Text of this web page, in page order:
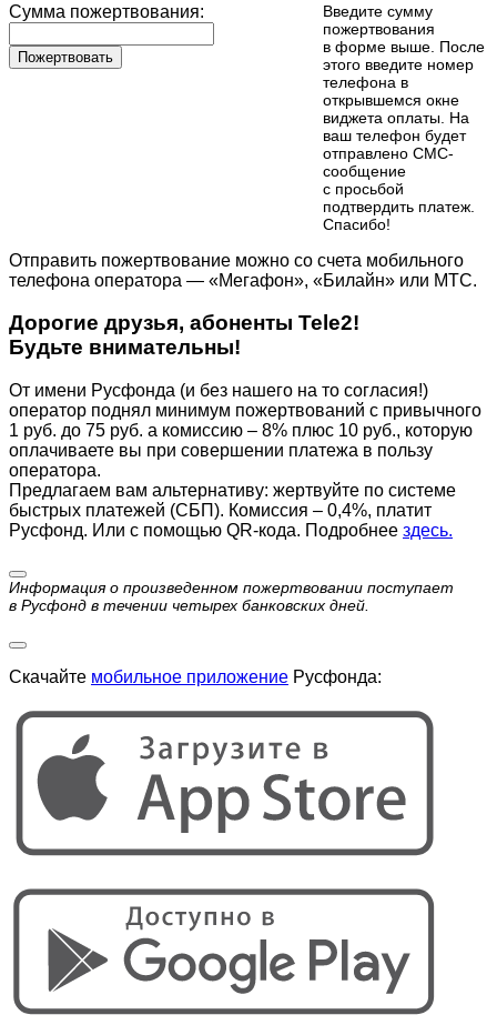
Сумма пожертвования:
Пожертвовать
Введите сумму
пожертвования
в форме выше. После
этого введите номер
телефона в
открывшемся окне
виджета оплаты. На
ваш телефон будет
отправлено СМС-
сообщение
с просьбой
подтвердить платеж.
Cпасибо!
Отправить пожертвование можно со счета мобильного
телефона оператора — «Мегафон», «Билайн» или МТС.
Дорогие друзья, абоненты Tele2!
Будьте внимательны!
От имени Русфонда (и без нашего на то согласия!)
оператор поднял минимум пожертвований с привычного
1 руб. до 75 руб. а комиссию – 8% плюс 10 руб., которую
оплачиваете вы при совершении платежа в пользу
оператора.
Предлагаем вам альтернативу: жертвуйте по cистеме
быстрых платежей (СБП). Комиссия – 0,4%, платит
Русфонд. Или с помощью QR-кода. Подробнее здесь.
Информация о произведенном пожертвовании поступает
в Русфонд в течении четырех банковских дней.
Скачайте мобильное приложение Русфонда: